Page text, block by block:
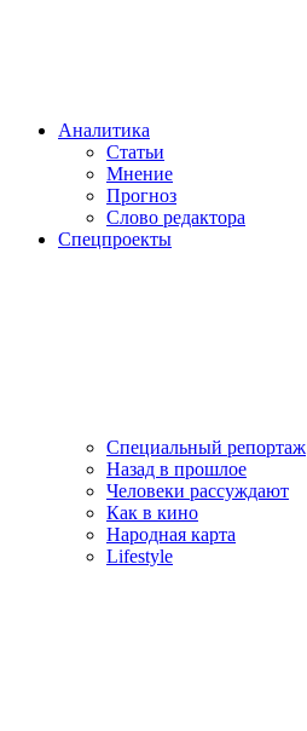
Аналитика
Статьи
Мнение
Прогноз
Cлово редактора
Спецпроекты
Специальный репортаж
Назад в прошлое
Человеки рассуждают
Как в кино
Народная карта
Lifestyle